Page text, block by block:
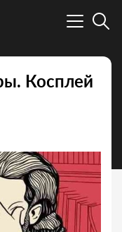
Косплей